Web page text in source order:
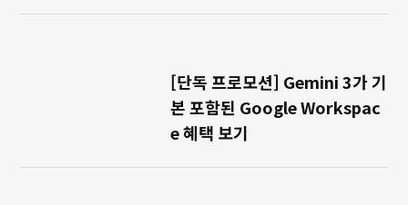
[단독 프로모션] Gemini 3가 기
본 포함된 Google Workspac
e 혜택 보기